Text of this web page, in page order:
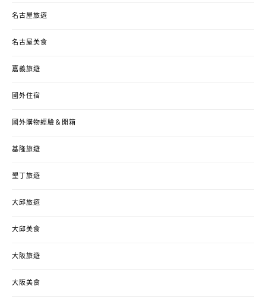
名古屋旅遊
名古屋美食
嘉義旅遊
國外住宿
國外購物經驗＆開箱
基隆旅遊
墾丁旅遊
大邱旅遊
大邱美食
大阪旅遊
大阪美食